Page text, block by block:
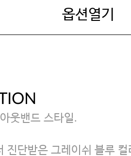
옵션열기
웃밴드 스타일.
진단받은 그레이쉬 블루